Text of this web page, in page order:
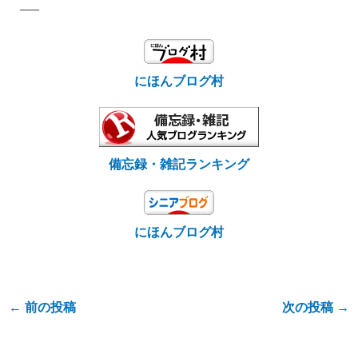
—–
にほんブログ村
備忘録・雑記ランキング
にほんブログ村
← 前の投稿 次の投稿 →